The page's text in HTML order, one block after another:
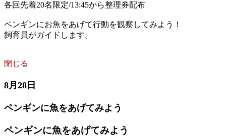
各回先着20名限定/13:45から整理券配布
ペンギンにお魚をあげて行動を観察してみよう！
飼育員がガイドします。
閉じる
8月28日
ペンギンに魚をあげてみよう
ペンギンに魚をあげてみよう